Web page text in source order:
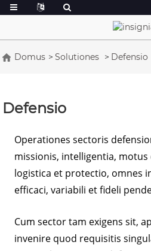
Domus Solutiones Defensio
Defensio
Operationes sectoris
missionis, intelligentia, motus
logistica et protectio, omnes
efficaci, variabili et fideli
Cum sector tam exigens sit,
invenire quod requisitis